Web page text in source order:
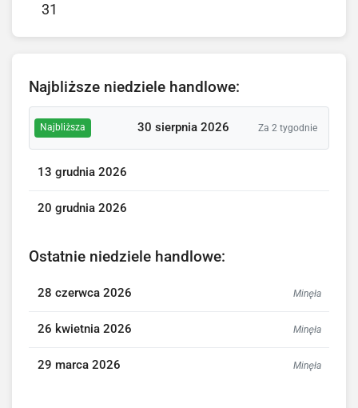
31
Najbliższe niedziele handlowe:
Najbliższa 30 sierpnia 2026 Za 2 tygodnie
13 grudnia 2026
20 grudnia 2026
Ostatnie niedziele handlowe:
28 czerwca 2026 Minęła
26 kwietnia 2026 Minęła
29 marca 2026 Minęła